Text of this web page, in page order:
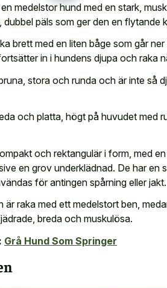
medelstor hund med en stark,
päls som ger den en flytande
brett med en liten båge som går ner
in i hundens djupa och raka
stora och runda och är inte så
och platta, högt på huvudet med
och rektangulär i form, med
en grov underklädnad. De har en
för antingen spårning eller jakt.
är raka med ett medelstort ben,
breda och muskulösa.
Grå Hund Som Springer